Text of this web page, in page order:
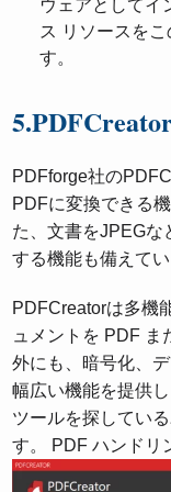
ウェアとしてイ
ス リソースを
す。
PDFforge社の
PDFに変換できる
た、文書をJPEGな
する機能も備えてい
PDFCreatorは多機
ュメントを PDF ま
外にも、暗号化、
幅広い機能を提供
ツールを探してい
す。 PDF ハンドリ